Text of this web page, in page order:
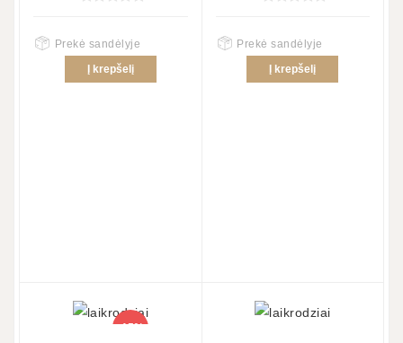
Prekė sandėlyje
Į krepšelį
Prekė sandėlyje
Į krepšelį
-15%